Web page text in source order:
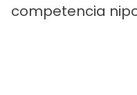
competencia